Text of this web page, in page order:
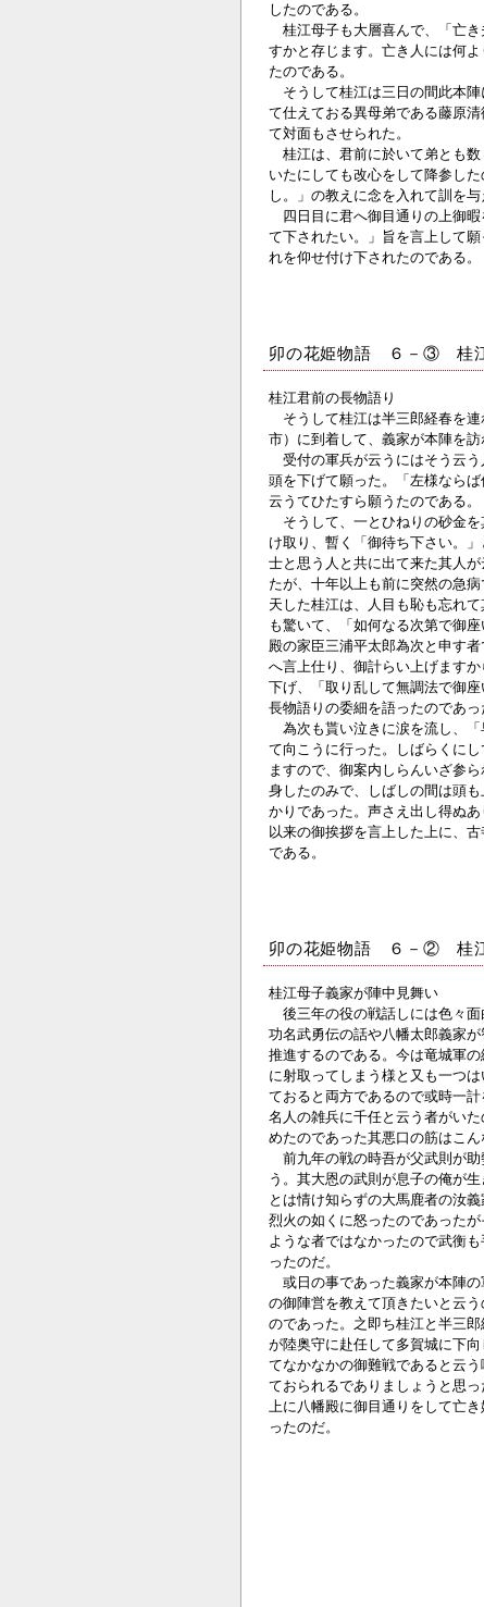
したのである。
桂江母子も大層喜んで、「亡き
すかと存じます。亡き人には何
たのである。
そうして桂江は三日の間此本陣
て仕えておる異母弟である藤原
て対面もさせられた。
桂江は、君前に於いて弟とも数
いたにしても改心をして降参し
し。」の教えに念を入れて訓を与
四日目に君へ御目通りの上御暇
て下されたい。」旨を言上して
れを仰せ付け下されたのである。
卯の花姫物語 ６－③ 桂
桂江君前の長物語り
そうして桂江は半三郎経春を連
市）に到着して、義家が本陣を訪
受付の軍兵が云うにはそう云う
頭を下げて願った。「左様なら
云うてひたすら願うたのである。
そうして、一とひねりの砂金を
け取り、暫く「御待ち下さい。
士と思う人と共に出て来た其人
たが、十年以上も前に突然の急
天した桂江は、人目も恥も忘れ
も驚いて、「如何なる次第で御
殿の家臣三浦平太郎為次と申す
へ言上仕り、御計らい上げます
下げ、「取り乱して無調法で御
長物語りの委細を語ったのであっ
為次も貰い泣きに涙を流し、「
て向こうに行った。しばらくに
ますので、御案内しらんいざ参
身したのみで、しばしの間は頭
かりであった。声さえ出し得ぬ
以来の御挨拶を言上した上に、
である。
卯の花姫物語 ６－② 桂江
桂江母子義家が陣中見舞い
後三年の役の戦話しには色々面
功名武勇伝の話や八幡太郎義家
推進するのである。今は竜城軍
に射取ってしまう様と又も一つ
ておると両方であるので或時一
名人の雑兵に千任と云う者がい
めたのであった其悪口の筋はこん
前九年の戦の時吾が父武則が助
う。其大恩の武則が息子の俺が
とは情け知らずの大馬鹿者の汝
烈火の如くに怒ったのであった
ような者ではなかったので武衡
ったのだ。
或日の事であった義家が本陣の
の御陣営を教えて頂きたいと云
のであった。之即ち桂江と半三
が陸奥守に赴任して多賀城に下
てなかなかの御難戦であると云
ておられるでありましょうと思
上に八幡殿に御目通りをして亡
ったのだ。